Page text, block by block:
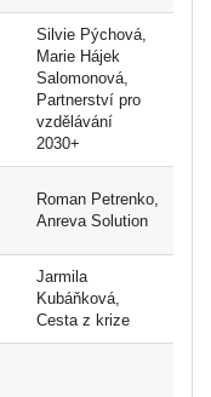
Silvie Pýchová,
Marie Hájek
Salomonová,
Partnerství pro
vzdělávání
2030+
Roman Petrenko,
Anreva Solution
Jarmila
Kubáňková,
Cesta z krize